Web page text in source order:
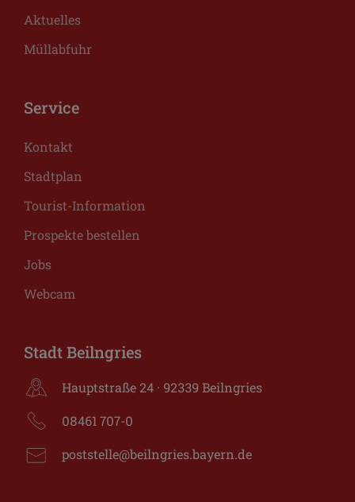
Aktuelles
Müllabfuhr
Service
Kontakt
Stadtplan
Tourist-Information
Prospekte bestellen
Jobs
Webcam
Stadt Beilngries
Hauptstraße 24 · 92339 Beilngries
08461 707-0
poststelle@beilngries.bayern.de